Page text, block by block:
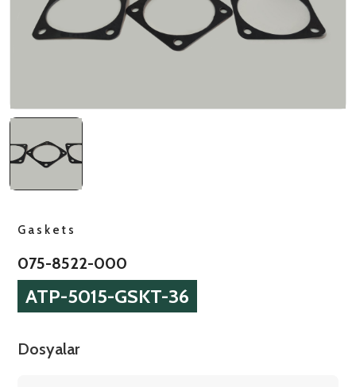
Gaskets
075-8522-000
ATP-5015-GSKT-36
Dosyalar
ÜRÜN LISTESI